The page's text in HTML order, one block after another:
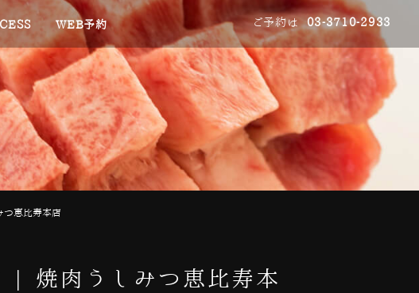
WEB予約 ご予約は 03-3710-2933
つ恵比寿本店
| 焼肉うしみつ恵比寿本